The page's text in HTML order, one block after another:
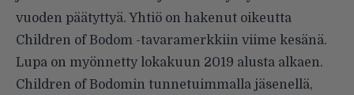
vuoden päätyttyä. Yhtiö on hakenut oikeutta
Children of Bodom -tavaramerkkiin viime kesänä.
Lupa on myönnetty lokakuun 2019 alusta alkaen.
Children of Bodomin tunnetuimmalla jäsenellä,